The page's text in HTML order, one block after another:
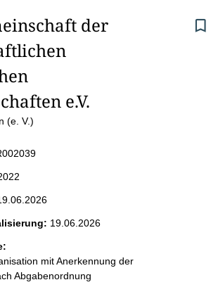
der
e.V.
(e. V.)
19.06.2026
mit Anerkennung der
Abgabenordnung